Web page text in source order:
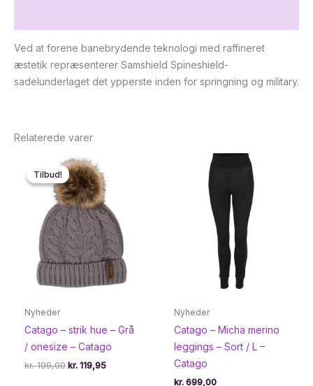
Ved at forene banebrydende teknologi med raffineret
æstetik repræsenterer Samshield Spineshield-
sadelunderlaget det ypperste inden for springning og military.
Relaterede varer
Tilbud!
Tilbud!
Nyheder
Catago – strik hue – Grå
/ onesize – Catago
kr.199,00 Den
kr. 119,95Den
Nyheder
Catago – Micha merino
leggings – Sort / L –
Catago
kr. 699,00